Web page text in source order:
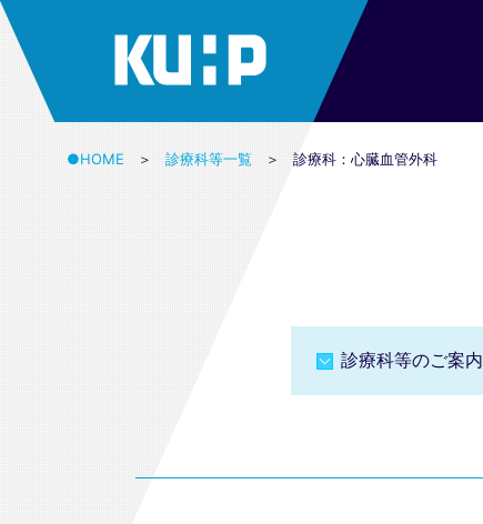
●HOME 診療科等一覧 診療科：心臓血管外科
診療科等のご案内